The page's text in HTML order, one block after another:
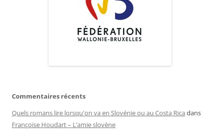
Commentaires récents
Quels romans lire lorsqu'on va en Slovénie ou au Costa Rica dans
Françoise Houdart – L’amie slovène